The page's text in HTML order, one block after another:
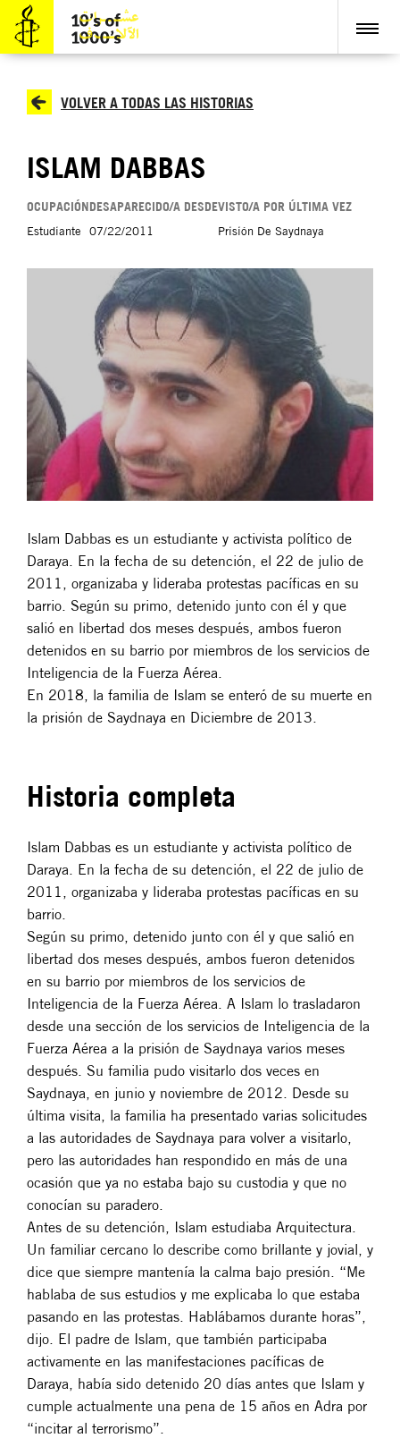
VOLVER A TODAS LAS HISTORIAS
ISLAM DABBAS
OCUPACIÓN
Estudiante
DESAPARECIDO/A DESDE
07/22/2011
VISTO/A POR ÚLTIMA VEZ
Prisión De Saydnaya
Islam Dabbas es un estudiante y activista político de
Daraya. En la fecha de su detención, el 22 de julio de
2011, organizaba y lideraba protestas pacíficas en su
barrio. Según su primo, detenido junto con él y que
salió en libertad dos meses después, ambos fueron
detenidos en su barrio por miembros de los servicios de
Inteligencia de la Fuerza Aérea.
En 2018, la familia de Islam se enteró de su muerte en
la prisión de Saydnaya en Diciembre de 2013.
Historia completa
Islam Dabbas es un estudiante y activista político de
Daraya. En la fecha de su detención, el 22 de julio de
2011, organizaba y lideraba protestas pacíficas en su
barrio.
Según su primo, detenido junto con él y que salió en
libertad dos meses después, ambos fueron detenidos
en su barrio por miembros de los servicios de
Inteligencia de la Fuerza Aérea. A Islam lo trasladaron
desde una sección de los servicios de Inteligencia de la
Fuerza Aérea a la prisión de Saydnaya varios meses
después. Su familia pudo visitarlo dos veces en
Saydnaya, en junio y noviembre de 2012. Desde su
última visita, la familia ha presentado varias solicitudes
a las autoridades de Saydnaya para volver a visitarlo,
pero las autoridades han respondido en más de una
ocasión que ya no estaba bajo su custodia y que no
conocían su paradero.
Antes de su detención, Islam estudiaba Arquitectura.
Un familiar cercano lo describe como brillante y jovial, y
dice que siempre mantenía la calma bajo presión. “Me
hablaba de sus estudios y me explicaba lo que estaba
pasando en las protestas. Hablábamos durante horas”,
dijo. El padre de Islam, que también participaba
activamente en las manifestaciones pacíficas de
Daraya, había sido detenido 20 días antes que Islam y
cumple actualmente una pena de 15 años en Adra por
“incitar al terrorismo”.